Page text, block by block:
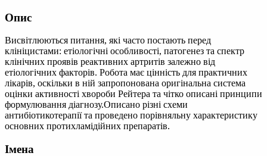
Опис
Висвітлюються питання, які часто постають перед
клініцистами: етіологічні особливості, патогенез та спектр
клінічних проявів реактивних артритів залежно від
етіологічних факторів. Робота має цінність для практичних
лікарів, оскільки в ній запропонована оригінальна система
оцінки активності хвороби Рейтера та чітко описані принципи
формулювання діагнозу.Описано різні схеми
антибіотикотерапії та проведено порівняльну характеристику
основних протихламідійних препаратів.
Імена